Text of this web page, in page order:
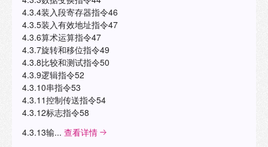
4.3.4装入段寄存器指令46
4.3.5装入有效地址指令47
4.3.6算术运算指令47
4.3.7旋转和移位指令49
4.3.8比较和测试指令50
4.3.9逻辑指令52
4.3.10串指令53
4.3.11控制传送指令54
4.3.12标志指令58
4.3.13输... 查看详情